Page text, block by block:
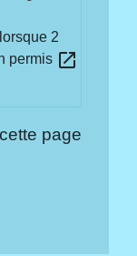
2
permis open_in_new
page